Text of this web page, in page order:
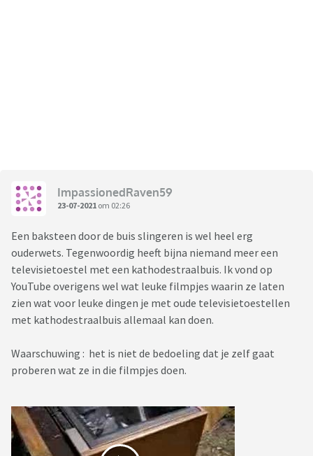
ImpassionedRaven59
23-07-2021 om 02:26
Een baksteen door de buis slingeren is wel heel erg
ouderwets. Tegenwoordig heeft bijna niemand meer een
televisietoestel met een kathodestraalbuis. Ik vond op
YouTube overigens wel wat leuke filmpjes waarin ze laten
zien wat voor leuke dingen je met oude televisietoestellen
met kathodestraalbuis allemaal kan doen.
Waarschuwing : het is niet de bedoeling dat je zelf gaat
proberen wat ze in die filmpjes doen.